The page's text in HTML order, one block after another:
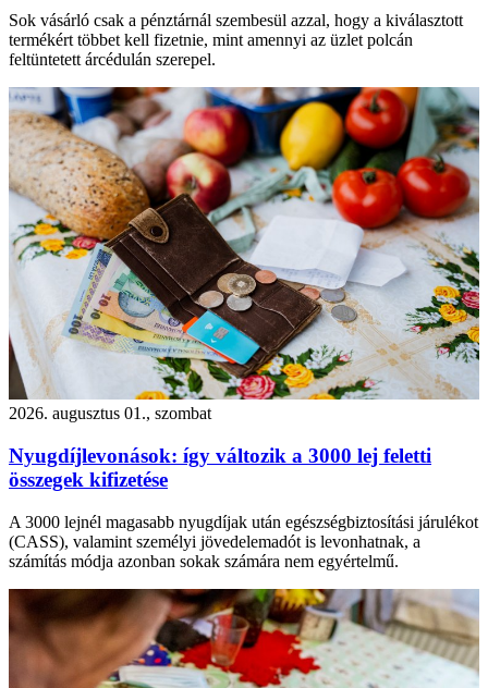
Sok vásárló csak a pénztárnál szembesül azzal, hogy a kiválasztott
termékért többet kell fizetnie, mint amennyi az üzlet polcán
feltüntetett árcédulán szerepel.
2026. augusztus 01., szombat
Nyugdíjlevonások: így változik a 3000 lej feletti
összegek kifizetése
A 3000 lejnél magasabb nyugdíjak után egészségbiztosítási járulékot
(CASS), valamint személyi jövedelemadót is levonhatnak, a
számítás módja azonban sokak számára nem egyértelmű.